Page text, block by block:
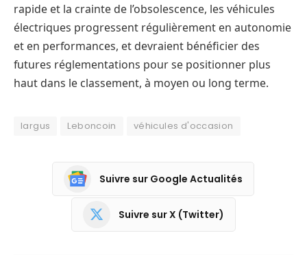
rapide et la crainte de l’obsolescence, les véhicules
électriques progressent régulièrement en autonomie
et en performances, et devraient bénéficier des
futures réglementations pour se positionner plus
haut dans le classement, à moyen ou long terme.
largus Leboncoin véhicules d'occasion
Suivre sur Google Actualités
Suivre sur X (Twitter)